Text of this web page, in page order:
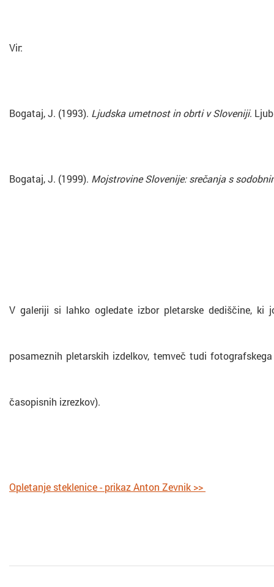
Vir:
Bogataj, J. (1993). Ljudska umetnost in obrti v Sloveniji.
Bogataj, J. (1999). Mojstrovine Slovenije: srečanja s
V galeriji si lahko ogledate izbor pletarske dediščine, ki
posameznih pletarskih izdelkov, temveč tudi
časopisnih izrezkov).
Opletanje steklenice - prikaz Anton Zevnik >>